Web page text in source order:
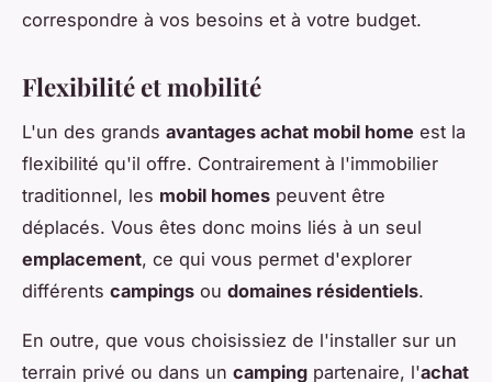
correspondre à vos besoins et à votre budget.
Flexibilité et mobilité
L'un des grands avantages achat mobil home est la
flexibilité qu'il offre. Contrairement à l'immobilier
traditionnel, les mobil homes peuvent être
déplacés. Vous êtes donc moins liés à un seul
emplacement, ce qui vous permet d'explorer
différents campings ou domaines résidentiels.
En outre, que vous choisissiez de l'installer sur un
terrain privé ou dans un camping partenaire, l'achat